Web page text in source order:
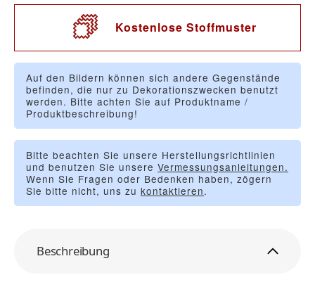
Kostenlose Stoffmuster
Auf den Bildern können sich andere Gegenstände
befinden, die nur zu Dekorationszwecken benutzt
werden. Bitte achten Sie auf Produktname /
Produktbeschreibung!
Bitte beachten Sie unsere Herstellungsrichtlinien
und benutzen Sie unsere Vermessungsanleitungen.
Wenn Sie Fragen oder Bedenken haben, zögern
Sie bitte nicht, uns zu kontaktieren.
Beschreibung